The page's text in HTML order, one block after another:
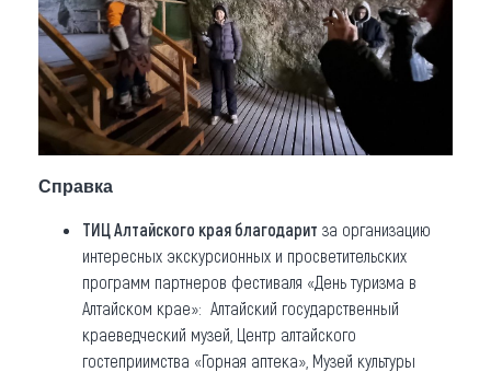
Справка
ТИЦ Алтайского края благодарит за организацию
интересных экскурсионных и просветительских
программ партнеров фестиваля «День туризма в
Алтайском крае»: Алтайский государственный
краеведческий музей, Центр алтайского
гостеприимства «Горная аптека», Музей культуры